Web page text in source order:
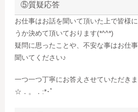
⑤質疑応答
お仕事はお話を聞いて頂いた上で皆様
うか決めて頂いております(*^^*)
疑問に思ったことや、不安な事はお仕
聞いてください♪
一つ一つ丁寧にお答えさせていただきま
☆．。．:*･ﾟ